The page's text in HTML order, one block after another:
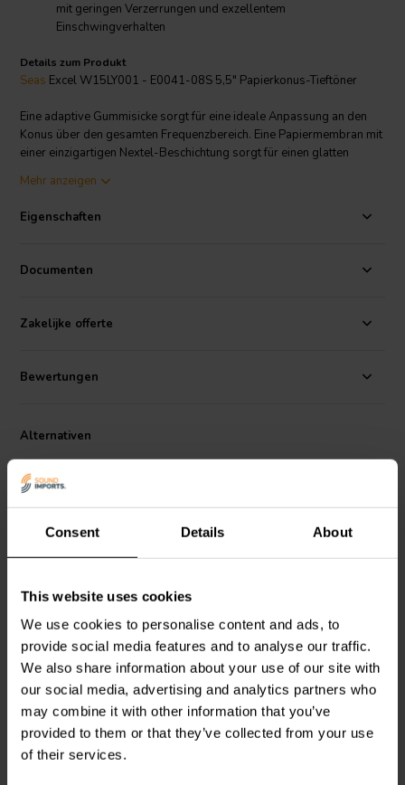
Consent Details About
This website uses cookies
We use cookies to personalise content and ads, to
provide social media features and to analyse our traffic.
We also share information about your use of our site with
our social media, advertising and analytics partners who
may combine it with other information that you’ve
provided to them or that they’ve collected from your use
of their services.
mit geringen Verzerrungen und exzellentem
Einschwingverhalten
Details zum Produkt
Seas Excel W15LY001 - E0041-08S 5,5" Papierkonus-Tieftöner
Eine adaptive Gummisicke sorgt für eine ideale Anpassung an den
Konus über den gesamten Frequenzbereich. Eine Papiermembran mit
einer einzigartigen Nextel-Beschichtung sorgt für einen glatten
Ein großes Magnetsystem, zusammen mit einer sehr langen und
Spulenauslenkung mit geringen Verzerrungen und hervorragendem
unterhalb des T-förmigen Polkerns angebracht sind, reduzieren
nichtlineare und modulationsbedingte Verzerrungen und erhöhen
Der extrem steife und stabile, spritzgegossene Metallkorb hält die
kritischen Komponenten in perfekter Ausrichtung. Große Fenster im
Schallreflexionen, Strömungsgeräusche und Hohlraumresonanzen
auf ein Minimum.
Mehr anzeigen
Eigenschaften
Documenten
Zakelijke offerte
Bewertungen
Alternativen
7" | 8 Ω
SEAS Excel W18NX001 -
E0042-08S
Tiefmitteltöner
2
klantbeoordelingen
Vergleichen
7 Auf Lager
SEASExcel W12CY003 -
E0044 Tiefmitteltöner
1
klantbeoordelingen
Vergleichen